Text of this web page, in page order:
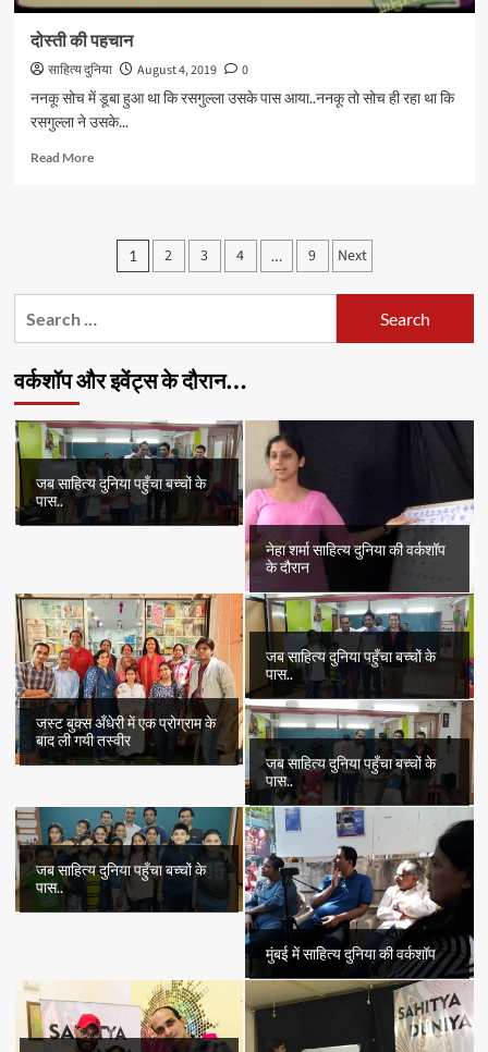
दोस्ती की पहचान
साहित्य दुनिया August 4, 2019
0
ननकू सोच में डूबा हुआ था कि रसगुल्ला उसके पास आया..ननकू तो सोच ही रहा था कि
रसगुल्ला ने उसके...
Read MoreRead
Posts
pagination
1 2 3 4 … 9 Next
वर्कशॉप और इवेंट्स के दौरान…
जब साहित्य दुनिया पहुँचा बच्चों के
पास..
नेहा शर्मा साहित्य दुनिया की वर्कशॉप
के दौरान
जस्ट बुक्स अँधेरी में एक प्रोग्राम के
बाद ली गयी तस्वीर
जब साहित्य दुनिया पहुँचा बच्चों के
पास..
जब साहित्य दुनिया पहुँचा बच्चों के
पास..
जब साहित्य दुनिया पहुँचा बच्चों के
पास..
मुंबई में साहित्य दुनिया की वर्कशॉप